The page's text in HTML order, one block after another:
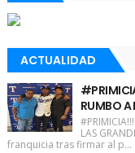
ACTUALIDAD
RUMBO A
LAS
franquicia tras firmar al p...